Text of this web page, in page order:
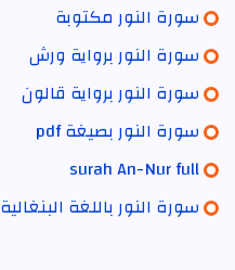
سورة النور مكتوبة
سورة النور برواية ورش
سورة النور برواية قالون
سورة النور بصيغة pdf
surah An-Nur full
سورة النور باللغة البنغالية